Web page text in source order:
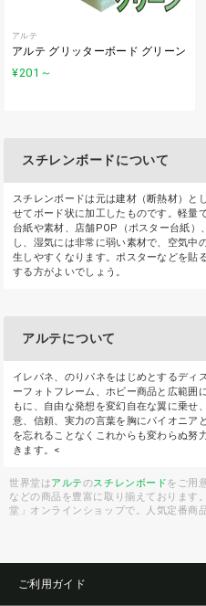
アルテ
アルテ グリッターボード グリーン
¥201 ～
スチレンボードについて
スチレンボードは元は建材（断熱材）と
せてボード状に加工したものです。軽量
台紙や素材、店舗POP（ポスター台紙
し、湿気には非常に弱い素材で、空気中
生しやすくなります。ポスターなどを貼
する方がよいでしょう。
アルテについて
イレパネ、のりパネをはじめとするディ
ーフォトフレーム、ホビー商品と広範囲
もに、自由な発想を変幻自在な翼に乗せ
意、信頼、実力の言葉を胸にパイオニア
を忘れることなくこれからも変わらぬ努
きます。<
世界堂はアルテのスチレンボードをご用
などの商品を豊富に取り揃えております
堂」オンラインショップで。人気定番商
ご利用ガイド